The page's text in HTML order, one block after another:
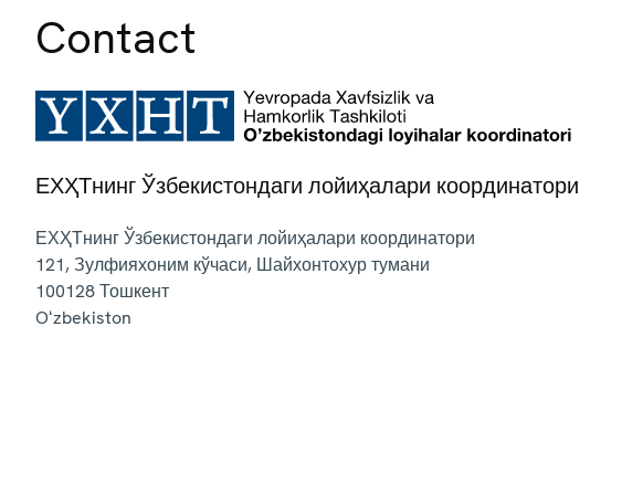
Contact
ЕХҲТнинг Ўзбекистондаги лойиҳалари координатори
ЕХҲТнинг Ўзбекистондаги лойиҳалари координатори
121, Зулфияхоним кўчаси, Шайхонтохур тумани
100128Тошкент
Oʻzbekiston